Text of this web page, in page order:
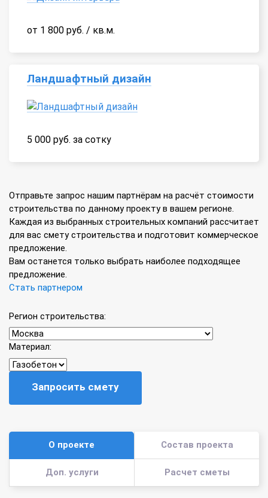
от 1 800 руб. / кв.м.
Ландшафтный дизайн
5 000 руб. за сотку
Отправьте запрос нашим партнёрам на расчёт стоимости
строительства по данному проекту в вашем регионе.
Каждая из выбранных строительных компаний рассчитает
для вас смету строительства и подготовит коммерческое
предложение.
Вам останется только выбрать наиболее подходящее
предложение.
Стать партнером
Регион строительства:
Материал:
Запросить смету
О проекте Состав проекта
Доп. услуги Расчет сметы